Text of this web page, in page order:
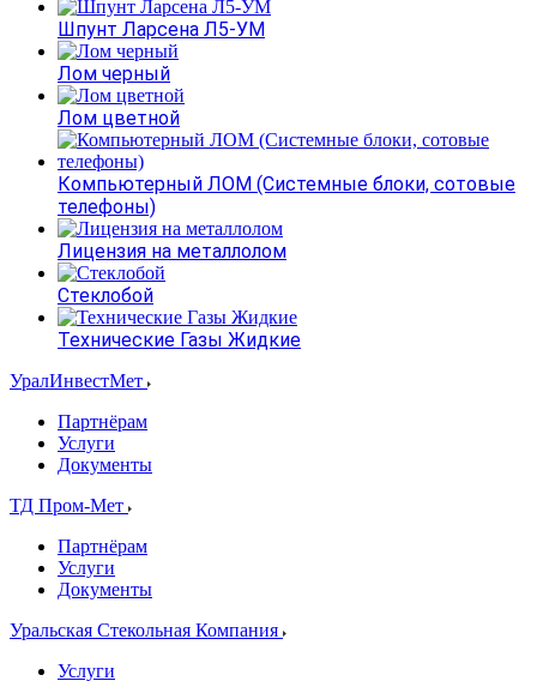
Шпунт Ларсена Л5-УМ
Лом черный
Лом цветной
Компьютерный ЛОМ (Системные блоки, сотовые
телефоны)
Лицензия на металлолом
Стеклобой
Технические Газы Жидкие
УралИнвестМет
Партнёрам
Услуги
Документы
ТД Пром-Мет
Партнёрам
Услуги
Документы
Уральская Стекольная Компания
Услуги